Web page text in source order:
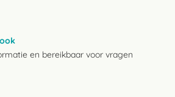
en bereikbaar voor vragen